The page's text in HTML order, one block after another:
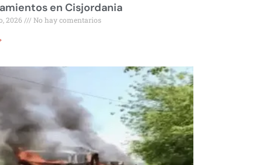
en Cisjordania
2026 No hay comentarios